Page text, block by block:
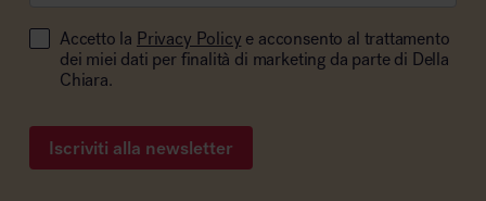
Accetto la Privacy Policy e acconsento al trattamento
dei miei dati per finalità di marketing da parte di Della
Chiara.
Iscriviti alla newsletter